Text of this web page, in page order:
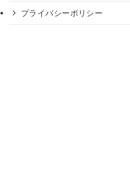
プライバシーポリシー